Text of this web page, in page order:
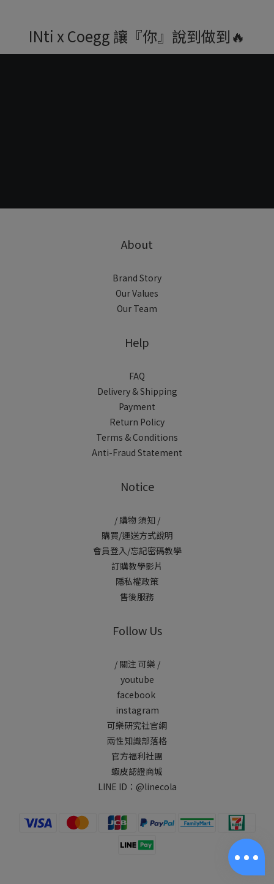
INti x Coegg 讓『你』說到做到🔥
About
Brand Story
Our Values
Our Team
Help
FAQ
Delivery & Shipping
Payment
Return Policy
Terms & Conditions
Anti-Fraud Statement
Notice
/ 購物 須知 /
購買/運送方式說明
會員登入/忘記密碼教學
訂購教學影片
隱私權政策
售後服務
Follow Us
/ 關注 可樂 /
youtube
facebook
instagram
可樂研究社官網
兩性知識部落格
官方福利社團
蝦皮認證商城
LINE ID： @linecola